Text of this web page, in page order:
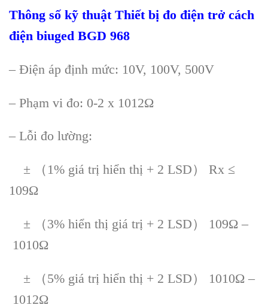
Thông số kỹ thuật Thiết bị đo điện trở cách
điện biuged BGD 968
– Điện áp định mức: 10V, 100V, 500V
– Phạm vi đo: 0-2 x 1012Ω
– Lỗi đo lường:
± （1% giá trị hiển thị + 2 LSD） Rx ≤
109Ω
± （3% hiển thị giá trị + 2 LSD） 109Ω –
1010Ω
± （5% giá trị hiển thị + 2 LSD） 1010Ω –
1012Ω